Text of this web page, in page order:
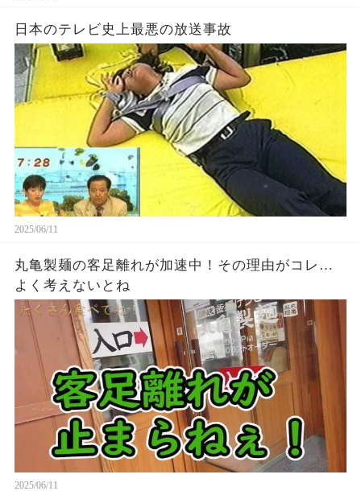
日本のテレビ史上最悪の放送事故
2025/06/11
丸亀製麺の客足離れが加速中！その理由がコレ…
よく考えないとね
2025/06/11